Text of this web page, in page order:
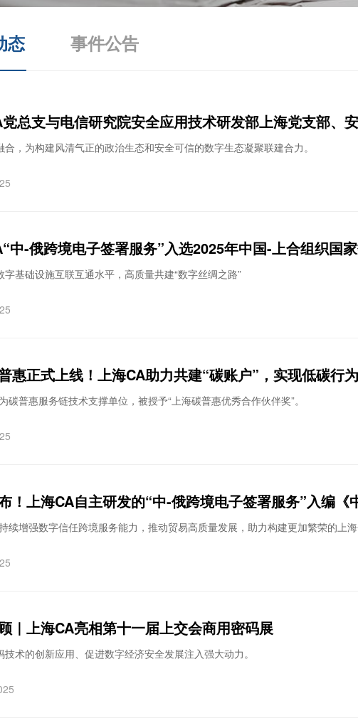
态 事件公告
总支与电信研究院安全应用技术研发部上海党支部、
合，为构建风清气正的政治生态和安全可信的数字生态凝聚联建合力。
中-俄跨境电子签署服务”入选2025年中国-上合组织国
字基础设施互联互通水平，高质量共建“数字丝绸之路”
惠正式上线！上海CA助力共建“碳账户”，实现低碳行
碳普惠服务链技术支撑单位，被授予“上海碳普惠优秀合作伙伴奖”。
续增强数字信任跨境服务能力，推动贸易高质量发展，助力构建更加繁荣的上海
｜上海CA亮相第十一届上交会商用密码展
技术的创新应用、促进数字经济安全发展注入强大动力。